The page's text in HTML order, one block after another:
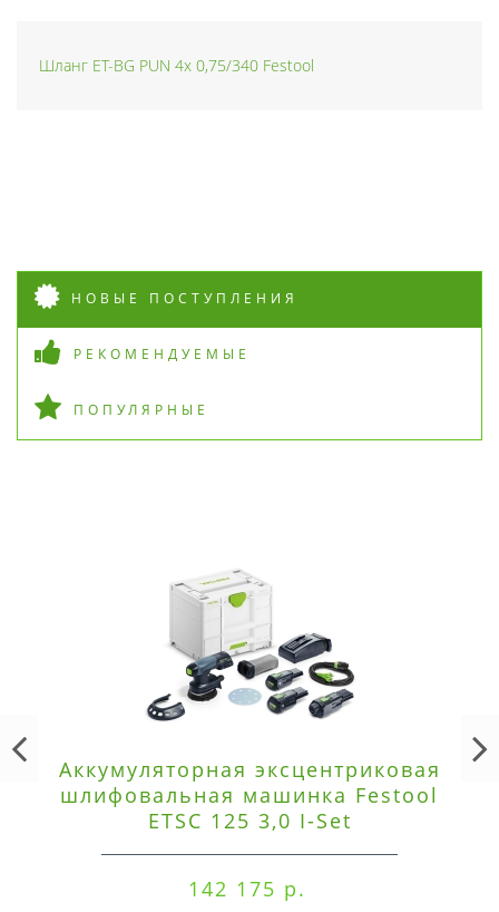
Шланг ET-BG PUN 4x 0,75/340 Festool
НОВЫЕ ПОСТУПЛЕНИЯ
РЕКОМЕНДУЕМЫЕ
ПОПУЛЯРНЫЕ
Аккумуляторная эксцентриковая
шлифовальная машинка Festool
ETSC 125 3,0 I-Set
142 175 р.